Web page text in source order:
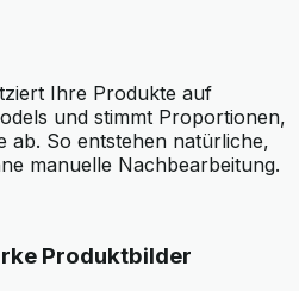
Ihre Produkte auf
und stimmt Proportionen,
ab. So entstehen natürliche,
manuelle Nachbearbeitung.
Produktbilder